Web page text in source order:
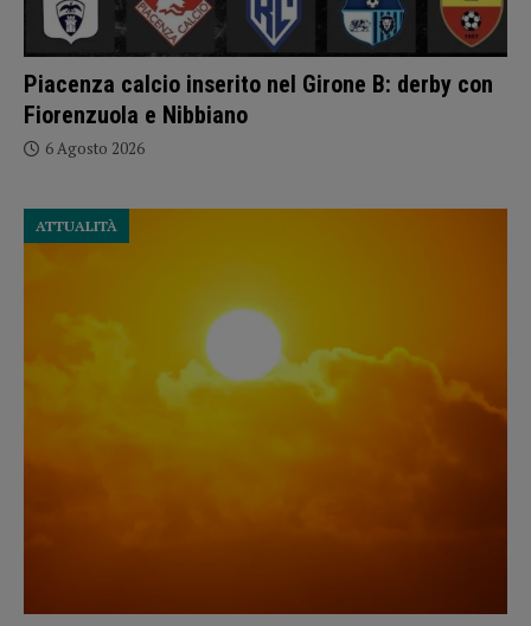
Piacenza calcio inserito nel Girone B: derby con
Fiorenzuola e Nibbiano
6 Agosto 2026
ATTUALITÀ